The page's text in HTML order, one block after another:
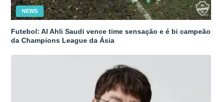
NEWS
Futebol: Al Ahli Saudi vence time sensação e é bi campeão
da Champions League da Ásia